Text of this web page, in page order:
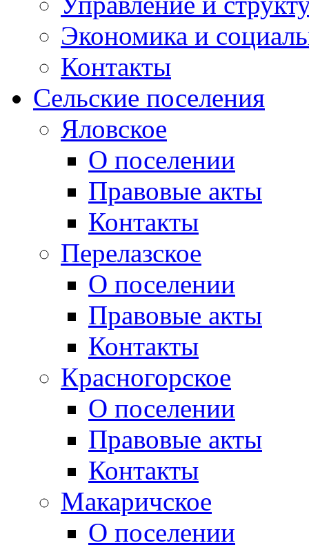
Экономика и
Контакты
Сельские поселения
Яловское
О поселении
Правовые акты
Контакты
Перелазское
О поселении
Правовые акты
Контакты
Красногорское
О поселении
Правовые акты
Контакты
Макаричское
О поселении